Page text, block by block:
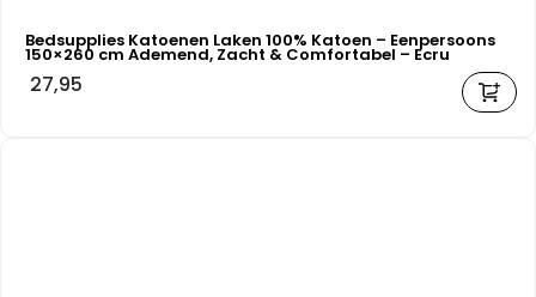
Bedsupplies Katoenen Laken 100% Katoen – Eenpersoons
150×260 cm Ademend, Zacht & Comfortabel – Ecru
27,95